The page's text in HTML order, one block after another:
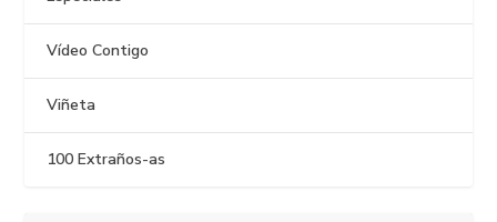
Vídeo Contigo
Viñeta
100 Extraños-as